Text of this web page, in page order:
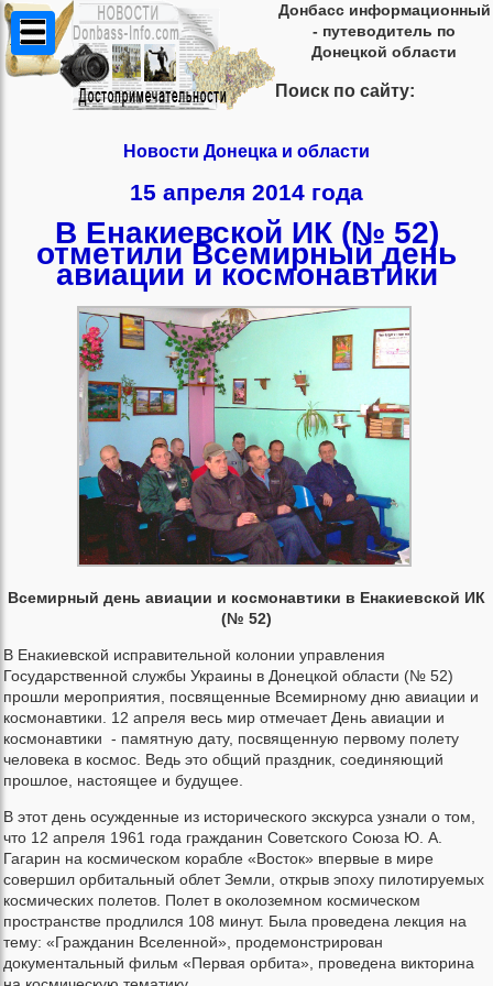
Донбасс информационный
- путеводитель по
Донецкой области
Поиск по сайту:
Новости Донецка и области
15 апреля 2014 года
В Енакиевской ИК (№ 52)
отметили Всемирный день
авиации и космонавтики
Всемирный день авиации и космонавтики в Енакиевской ИК
(№ 52)
В Енакиевской исправительной колонии управления
Государственной службы Украины в Донецкой области (№ 52)
прошли мероприятия, посвященные Всемирному дню авиации и
космонавтики. 12 апреля весь мир отмечает День авиации и
космонавтики - памятную дату, посвященную первому полету
человека в космос. Ведь это общий праздник, соединяющий
прошлое, настоящее и будущее.
В этот день осужденные из исторического экскурса узнали о том,
что 12 апреля 1961 года гражданин Советского Союза Ю. А.
Гагарин на космическом корабле «Восток» впервые в мире
совершил орбитальный облет Земли, открыв эпоху пилотируемых
космических полетов. Полет в околоземном космическом
пространстве продлился 108 минут. Была проведена лекция на
тему: «Гражданин Вселенной», продемонстрирован
документальный фильм «Первая орбита», проведена викторина